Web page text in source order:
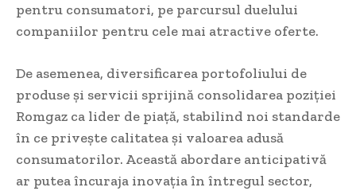
pentru consumatori, pe parcursul duelului
companiilor pentru cele mai atractive oferte.
De asemenea, diversificarea portofoliului de
produse și servicii sprijină consolidarea poziției
Romgaz ca lider de piață, stabilind noi standarde
în ce privește calitatea și valoarea adusă
consumatorilor. Această abordare anticipativă
ar putea încuraja inovația în întregul sector,